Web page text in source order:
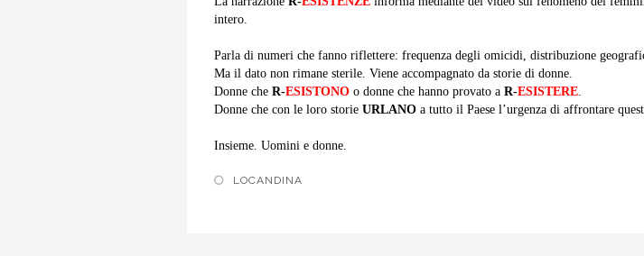
intero.
Parla di numeri che fanno riflettere: frequenza degli omicidi, distribuzione
Ma il dato non rimane sterile. Viene accompagnato da storie di donne.
Donne che R-ESISTONO o donne che hanno provato a R-ESISTERE.
Donne che con le loro storie URLANO a tutto il Paese l’urgenza di affrontare
Insieme. Uomini e donne.
LOCANDINA